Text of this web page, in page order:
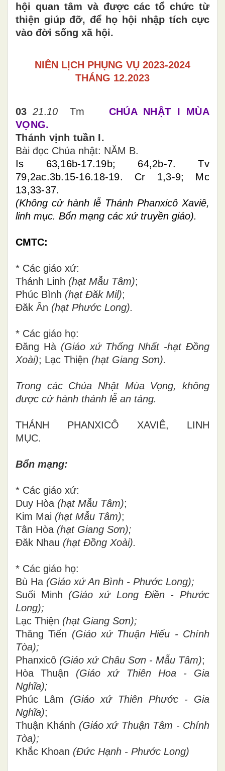
hội quan tâm và được các tổ chức từ
thiện giúp đỡ, để họ hội nhập tích cực
vào đời sống xã hội.
NIÊN LỊCH PHỤNG VỤ 2023-2024
THÁNG 12.2023
03 21.10 Tm CHÚA NHẬT I MÙA
VỌNG.
Thánh vịnh tuần I.
Bài đọc Chúa nhật: NĂM B.
Is 63,16b-17.19b; 64,2b-7. Tv
79,2ac.3b.15-16.18-19. Cr 1,3-9;
Mc
13,33-37.
(Không cử hành lễ Thánh Phanxicô Xaviê,
linh mục. Bổn mạng các xứ truyền giáo).
CMTC:
* Các giáo xứ:
Thánh Linh (hạt Mẫu Tâm);
Phúc Bình (hạt Đăk Mil);
Đăk Ân (hạt Phước Long).
* Các giáo họ:
Đăng Hà (Giáo xứ Thống Nhất -hạt Đồng
Xoài); Lạc Thiện (hạt Giang Sơn).
Trong các Chúa Nhật Mùa Vọng, không
được cử hành thánh lễ an táng.
THÁNH PHANXICÔ XAVIÊ, LINH
MỤC.
Bổn mạng:
* Các giáo xứ:
Duy Hòa (hạt Mẫu Tâm);
Kim Mai (hạt Mẫu Tâm);
Tân Hòa (hạt Giang Sơn);
Đăk Nhau (hạt Đồng Xoài).
* Các giáo họ:
Bù Ha (Giáo xứ An Bình - Phước Long);
Suối Minh (Giáo xứ Long Điền - Phước
Long);
Lạc Thiện (hạt Giang Sơn);
Thăng Tiến (Giáo xứ Thuận Hiếu - Chính
Tòa);
Phanxicô (Giáo xứ Châu Sơn - Mẫu Tâm);
Hòa Thuận (Giáo xứ Thiên Hoa - Gia
Nghĩa);
Phúc Lâm (Giáo xứ Thiên Phước - Gia
Nghĩa);
Thuận Khánh (Giáo xứ Thuận Tâm - Chính
Tòa);
Khắc Khoan (Đức Hạnh - Phước Long)